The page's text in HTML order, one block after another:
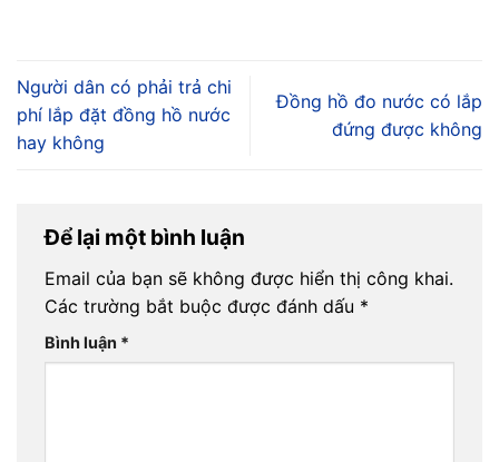
Người dân có phải trả chi
phí lắp đặt đồng hồ nước
hay không
Đồng hồ đo nước có lắp
đứng được không
Để lại một bình luận
Email của bạn sẽ không được hiển thị công khai.
Các trường bắt buộc được đánh dấu *
Bình luận *